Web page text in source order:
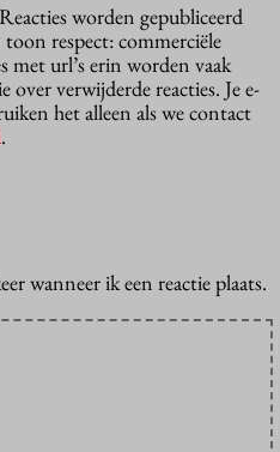
worden gepubliceerd
respect: commerciële
met url’s erin worden vaak
verwijderde reacties. Je e-
het alleen als we contact
.
wanneer ik een reactie plaats.